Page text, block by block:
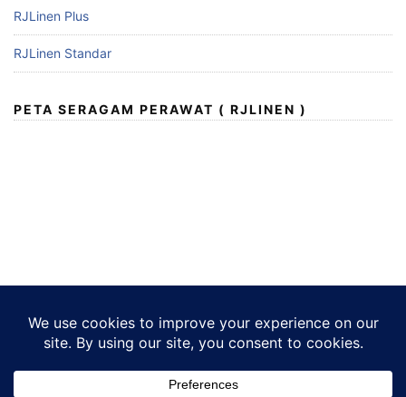
RJLinen Plus
RJLinen Standar
PETA SERAGAM PERAWAT ( RJLINEN )